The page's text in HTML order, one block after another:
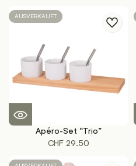
AUSVERKAUFT
Apéro-Set “Trio”
CHF29.50